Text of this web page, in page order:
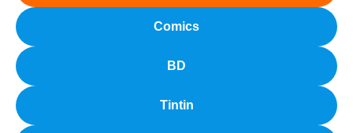
Comics
BD
Tintin